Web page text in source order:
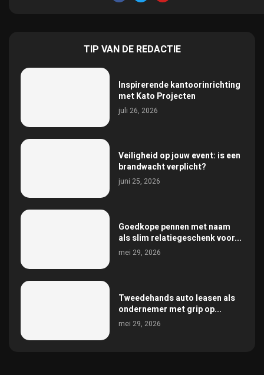
TIP VAN DE REDACTIE
Inspirerende kantoorinrichting
met Kato Projecten
juli 26, 2026
Veiligheid op jouw event: is een
brandwacht verplicht?
juni 25, 2026
Goedkope pennen met naam
als slim relatiegeschenk voor...
mei 29, 2026
Tweedehands auto leasen als
ondernemer met grip op...
mei 29, 2026